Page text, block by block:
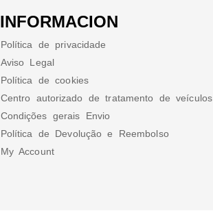
INFORMACION
Política de privacidade
Aviso Legal
Política de cookies
Centro autorizado de tratamento de veículos
Condições gerais Envio
Política de Devolução e Reembolso
My Account